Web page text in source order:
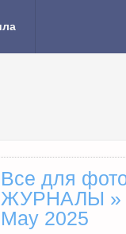
Все для
ЖУРНАЛЫ »
May 2025